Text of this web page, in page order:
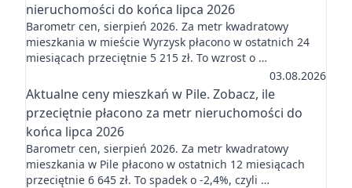
nieruchomości do końca lipca 2026
Barometr cen, sierpień 2026. Za metr kwadratowy
mieszkania w mieście Wyrzysk płacono w ostatnich 24
miesiącach przeciętnie 5 215 zł. To wzrost o …
03.08.2026
Aktualne ceny mieszkań w Pile. Zobacz, ile
przeciętnie płacono za metr nieruchomości do
końca lipca 2026
Barometr cen, sierpień 2026. Za metr kwadratowy
mieszkania w Pile płacono w ostatnich 12 miesiącach
przeciętnie 6 645 zł. To spadek o -2,4%, czyli …